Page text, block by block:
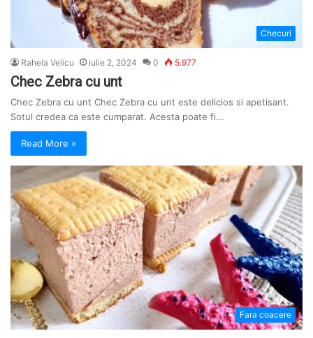
Checuri
Rahela Velicu iulie 2, 2024 0 5.977
Chec Zebra cu unt
Chec Zebra cu unt Chec Zebra cu unt este delicios si apetisant.
Sotul credea ca este cumparat. Acesta poate fi…
Read More »
Fara coacere